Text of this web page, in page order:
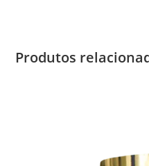
Produtos